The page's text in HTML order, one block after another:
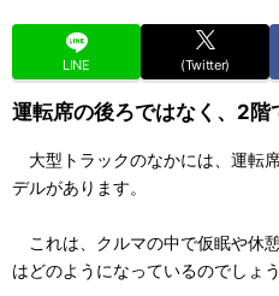
LINE (Twitter)
運転席の後ろではなく、2階
大型トラックのなかには、運転
デルがあります。
これは、クルマの中で仮眠や休
はどのようになっているのでしょう